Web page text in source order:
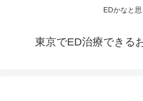
EDかなと思
東京でED治療できる